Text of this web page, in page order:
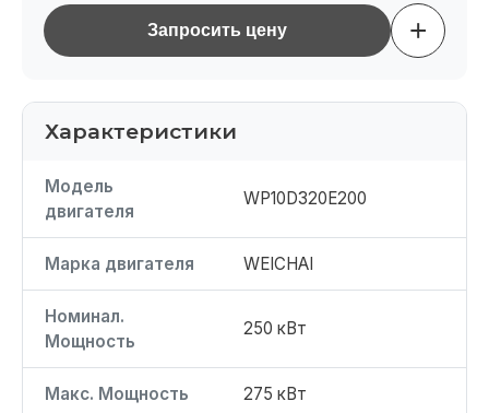
Запросить цену +
Характеристики
Модель
двигателя
WP10D320E200
Марка двигателя WEICHAI
Номинал.
Мощность
250 кВт
Макс. Мощность 275 кВт